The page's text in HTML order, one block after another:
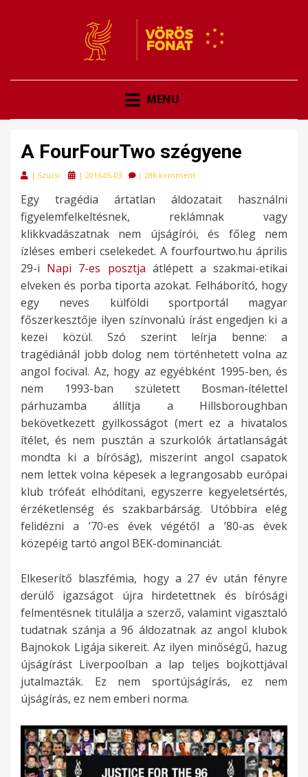
VÖRÖS FONAT
MENU
A FourFourTwo szégyene
| Szücsi
Posted
| 2016-05-03 | 286 komment
Egy tragédia ártatlan áldozatait használni
figyelemfelkeltésnek, reklámnak vagy
klikkvadászatnak nem újságírói, és főleg nem
ízléses emberi cselekedet. A fourfourtwo.hu április
29-i Napi 7-es posztja átlépett a szakmai-etikai
elveken és porba tiporta azokat. Felháborító, hogy
egy neves külföldi sportportál magyar
főszerkesztője ilyen színvonalú írást engedjen ki a
kezei közül. Szó szerint leírja benne: a
tragédiánál jobb dolog nem történhetett volna az
angol focival. Az, hogy az egyébként 1995-ben, és
nem 1993-ban született Bosman-ítélettel
párhuzamba állítja a Hillsboroughban
bekövetkezett gyilkosságot (mert ez a hivatalos
ítélet, és nem pusztán a szurkolók ártatlanságát
mondta ki a bíróság), miszerint angol csapatok
nem lettek volna képesek a legrangosabb európai
klub trófeát elhódítani, egyszerre kegyeletsértés,
érzéketlenség és szakbarbárság. Utóbbira elég
felidézni a ’70-es évek végétől a ’80-as évek
közepéig tartó angol BEK-dominanciát.
Elkeserítő blaszfémia, hogy a 27 év után fényre
derülő igazságot újra hirdetettnek és bírósági
felmentésnek titulálja a szerző, valamint vigasztaló
tudatnak szánja a 96 áldozatnak az angol klubok
Bajnokok Ligája sikereit. Az ilyen minőségű, hazug
újságírást Liverpoolban a lap teljes bojkottjával
jutalmazták. Ez nem sportújságírás, ez nem
újságírás, ez nem emberi norma.